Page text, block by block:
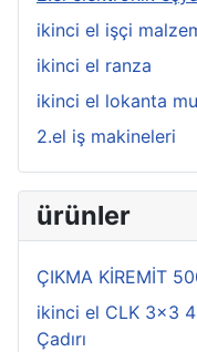
ikinci el işçi
ikinci el ranza
ikinci el lokanta
2.el iş makineleri
ürünler
ÇIKMA KİREMİT
ikinci el CLK 3x3
Çadırı